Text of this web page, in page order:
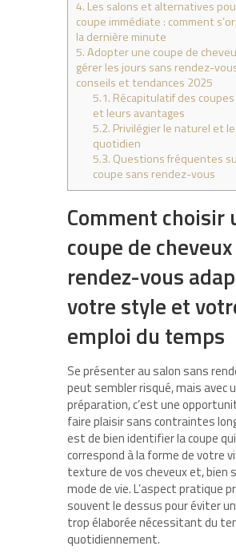
4. Les salons et alternatives
coupe immédiate : comment
la dernière minute
5.Adopter une coupe de
gérer les jours sans rendez-
conseils et tendances 2025
5.1. Récapitulatif des
et leurs avantages
5.2. Privilégier le naturel et
quotidien
5.3. Questions fréquentes
coupe sans rendez-vous
Comment choisir
coupe de
rendez-vous
votre style et
emploi du temps
Se présenter au salon sans
peut sembler risqué, mais avec
préparation, c’est une
faire plaisir sans contraintes
est de bien identifier la coupe qui
correspond à la forme de votre
texture de vos cheveux et, bien
mode de vie. L’aspect pratique
souvent le dessus pour éviter
trop élaborée nécessitant du
quotidiennement.